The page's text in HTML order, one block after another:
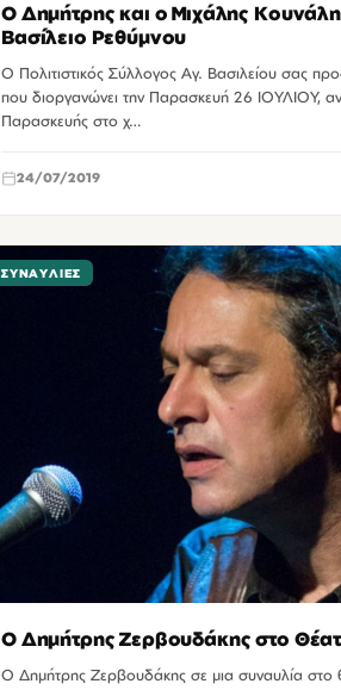
Ο Δημήτρης και ο Μιχάλης
Βασίλειο Ρεθύμνου
Ο Πολιτιστικός Σύλλογος Αγ. Βασιλείου σας
που διοργανώνει την Παρασκευή 26 ΙΟΥΛΙΟΥ,
Παρασκευής στο χ…
24/07/2019
ΣΥΝΑΥΛΊΕΣ
Ο Δημήτρης Ζερβουδάκης στο
O Δημήτρης Ζερβουδάκης σε μια συναυλία